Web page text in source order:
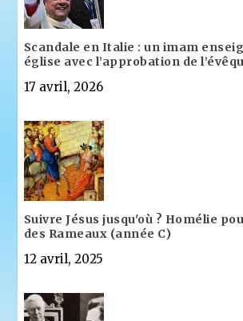
Scandale en Italie : un imam
église avec l’approbation de
17 avril, 2026
Suivre Jésus jusqu'où ? Homélie
des Rameaux (année C)
12 avril, 2025